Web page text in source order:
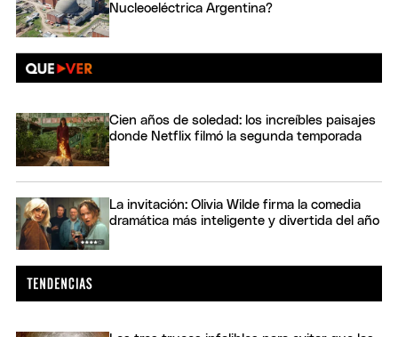
Nucleoeléctrica Argentina?
Cien años de soledad: los increíbles paisajes
donde Netflix filmó la segunda temporada
La invitación: Olivia Wilde firma la comedia
dramática más inteligente y divertida del año